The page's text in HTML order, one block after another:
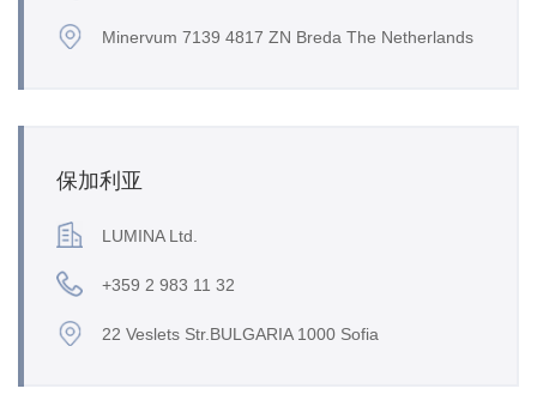
Minervum 7139 4817 ZN Breda The Netherlands
保加利亚
LUMINA Ltd.
+359 2 983 11 32
22 Veslets Str.BULGARIA 1000 Sofia